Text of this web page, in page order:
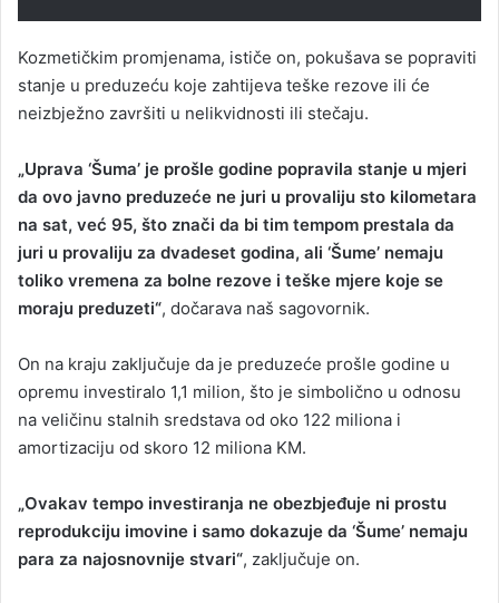
Kozmetičkim promjenama, ističe on, pokušava se popraviti
stanje u preduzeću koje zahtijeva teške rezove ili će
neizbježno završiti u nelikvidnosti ili stečaju.
„Uprava ‘Šuma’ je prošle godine popravila stanje u mjeri
da ovo javno preduzeće ne juri u provaliju sto kilometara
na sat, već 95, što znači da bi tim tempom prestala da
juri u provaliju za dvadeset godina, ali ‘Šume’ nemaju
toliko vremena za bolne rezove i teške mjere koje se
moraju preduzeti“, dočarava naš sagovornik.
On na kraju zaključuje da je preduzeće prošle godine u
opremu investiralo 1,1 milion, što je simbolično u odnosu
na veličinu stalnih sredstava od oko 122 miliona i
amortizaciju od skoro 12 miliona KM.
„Ovakav tempo investiranja ne obezbjeđuje ni prostu
reprodukciju imovine i samo dokazuje da ‘Šume’ nemaju
para za najosnovnije stvari“, zaključuje on.